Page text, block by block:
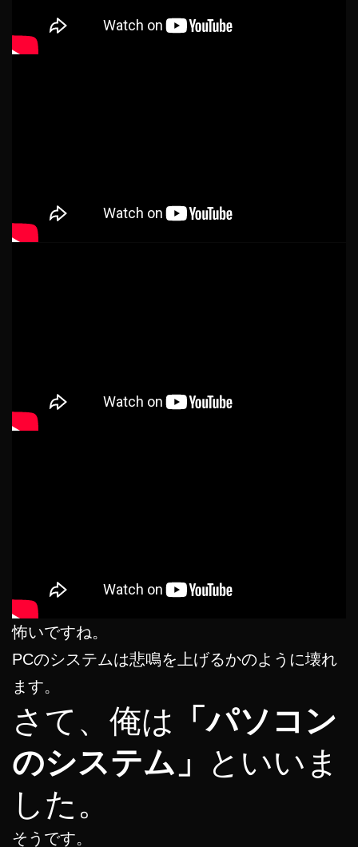
怖いですね。
PCのシステムは悲鳴を上げるかのように壊れ
ます。
さて、俺は
「パソコン
のシステム」
といいま
した。
そうです。